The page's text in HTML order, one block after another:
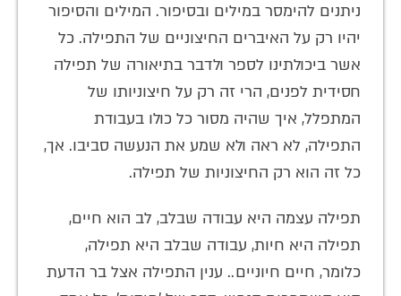
ניתנים להימסר במילים ובסיפור. המילים והסיפור
יהיו רק על האיברים החיצוניים של התפילה. כל
אשר ביכולתינו לספר ולדבר בתיאורה של תפילה
חסידית לפנים, הרי זה רק על חיצוניותו של
המתפלל, איך שהיה מסור כל כולו בעבודת
התפילה, לא ראה ולא שמע את הנעשה סביבו. אך,
כל זה הוא רק החיצוניות של תפילה.
תפילה עצמה היא עבודה שבלב, לב הוא חיים,
תפילה היא חיות, עבודה שבלב היא תפילה,
כלומר, חיים חיוניים.. ענין התפילה אצל בר הדעת